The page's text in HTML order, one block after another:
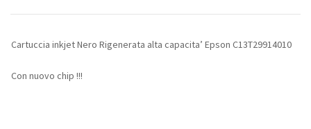
Cartuccia inkjet Nero Rigenerata alta capacita’ Epson C13T29914010
Con nuovo chip !!!